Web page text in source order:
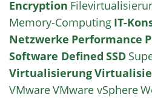
Encryption
Memory-Computing IT-
Netzwerke Performance
Software Defined SSD
Virtualisierung
VMwareVMware vSphere